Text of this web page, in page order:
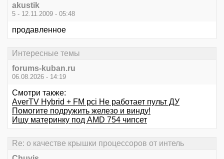
akustik
5 - 12.11.2009 - 05:48
продавленное
Интересные темы
forums-kuban.ru
06.08.2026 - 14:19
Смотри также:
AverTV Hybrid + FM pci Не работает пульт ДУ
Помогите подружить железо и винду!
Ищу материнку под AMD 754 чипсет
Re: о качестве крышки процессоров от интель